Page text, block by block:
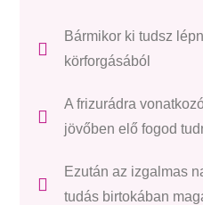
Bármikor ki tudsz
körforgásából
A frizurádra
jövőben elő fogod
Ezután az izgalmas
tudás birtokában